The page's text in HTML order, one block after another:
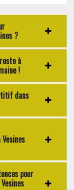
?
à
!
dans
pour